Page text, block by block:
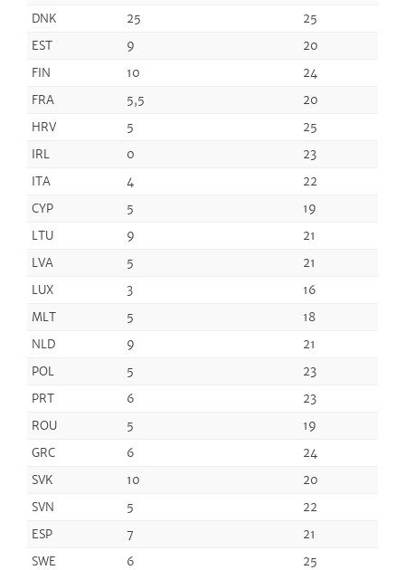
DNK
25
25
EST
9
20
FIN
10
24
FRA
5,5
20
HRV
5
25
IRL
0
23
ITA
4
22
CYP
5
19
LTU
9
21
LVA
5
21
LUX
3
16
MLT
5
18
NLD
9
21
POL
5
23
PRT
6
23
ROU
5
19
GRC
6
24
SVK
10
20
SVN
5
22
ESP
7
21
SWE
6 25